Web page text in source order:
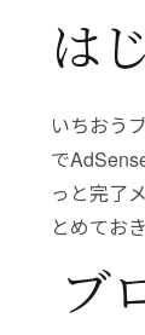
は
いちおう
で
っと完了
とめてお
ブ